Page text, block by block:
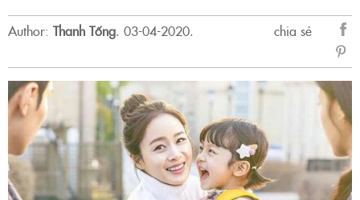
Author: Thanh Tống. 03-04-2020.
chia sẻ
sẻ